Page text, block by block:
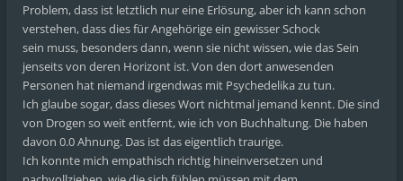
Problem, dass ist letztlich nur eine Erlösung, aber ich kann schon
verstehen, dass dies für Angehörige ein gewisser Schock
sein muss, besonders dann, wenn sie nicht wissen, wie das Sein
jenseits von deren Horizont ist. Von den dort anwesenden
Personen hat niemand irgendwas mit Psychedelika zu tun.
Ich glaube sogar, dass dieses Wort nichtmal jemand kennt. Die sind
von Drogen so weit entfernt, wie ich von Buchhaltung. Die haben
davon 0.0 Ahnung. Das ist das eigentlich traurige.
Ich konnte mich empathisch richtig hineinversetzen und